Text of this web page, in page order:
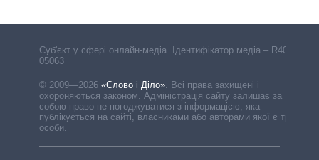
Cуб'єкт у сфері онлайн-медіа. Ідентифікатор медіа – R40-
05063
© 2009—2026 «Слово і Діло»
Всі права захищені і
охороняються законом. Адміністрація сайту залишає за
собою право не погоджуватися з інформацією, яка
публікується на сайті, власниками або авторами якої є треті
особи.